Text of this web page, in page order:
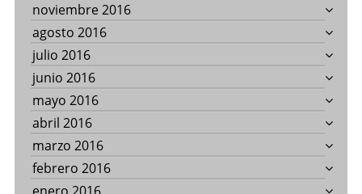
noviembre 2016
agosto 2016
julio 2016
junio 2016
mayo 2016
abril 2016
marzo 2016
febrero 2016